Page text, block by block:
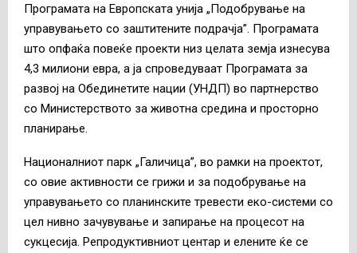
Програмата на Европската унија „Подобрување на
управувањето со заштитените подрачја”. Програмата
што опфаќа повеќе проекти низ целата земја изнесува
4,3 милиони евра, а ја спроведуваат Програмата за
развој на Обединетите нации (УНДП) во партнерство
со Министерството за животна средина и просторно
планирање.
Националниот парк „Галичица”, во рамки на проектот,
со овие активности се грижи и за подобрување на
управувањето со планинските тревести еко-системи со
цел нивно зачувување и запирање на процесот на
сукцесија. Репродуктивниот центар и елените ќе се